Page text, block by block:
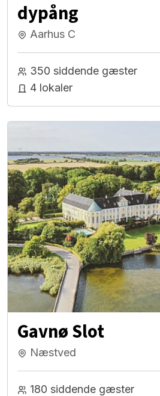
dypång
Aarhus C
350 siddende gæster
4 lokaler
Gavnø Slot
Næstved
180 siddende gæster